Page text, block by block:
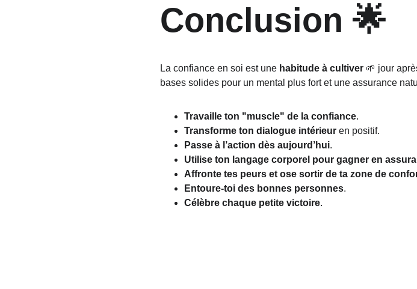
Conclusion 🌟
La confiance en soi est une habitude à cultiver 🌱 jour
bases solides pour un mental plus fort et une assurance
Travaille ton "muscle" de la confiance.
Transforme ton dialogue intérieur en positif.
Passe à l’action dès aujourd’hui.
Utilise ton langage corporel pour gagner en
Affronte tes peurs et ose sortir de ta zone de
Entoure-toi des bonnes personnes.
Célèbre chaque petite victoire.